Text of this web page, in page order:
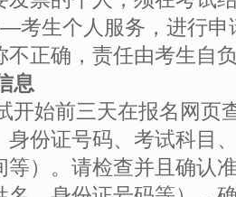
考生个人服务，进行申
不正确，责任由考生自
息
开始前三天在报名网页
身份证号码、考试科目
等）。请检查并且确认